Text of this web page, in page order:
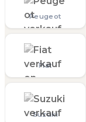
Peugeot
Fiat
Suzuki